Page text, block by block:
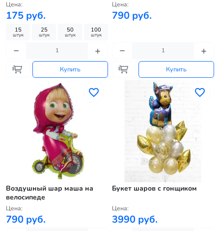
Цена:
175 руб.
15
штук
25
штук
50
штук
100
штук
Купить
Цена:
790 руб.
Купить
Воздушный шар маша на
велосипеде
Цена:
790 руб.
Букет шаров с гонщиком
Цена:
3990 руб.